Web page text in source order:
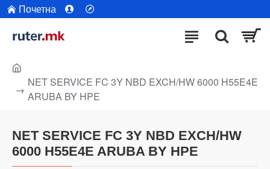
Почетна
NET SERVICE FC 3Y NBD EXCH/HW 6000 H55E4E
ARUBA BY HPE
NET SERVICE FC 3Y NBD EXCH/HW
6000 H55E4E ARUBA BY HPE